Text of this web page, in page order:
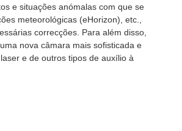
e situações anómalas com que se
meteorológicas (eHorizon), etc.,
correcções. Para além disso,
nova câmara mais sofisticada e
e de outros tipos de auxílio à